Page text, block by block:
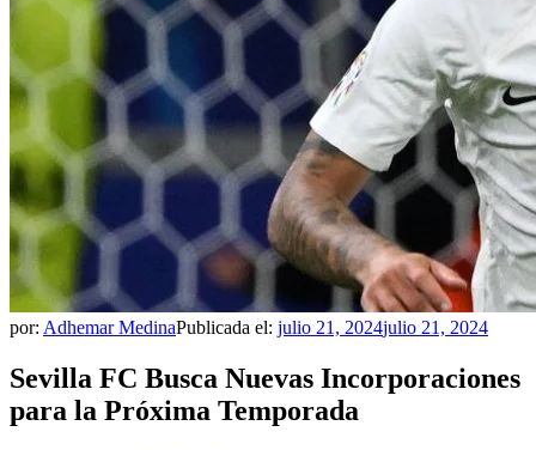
por: Adhemar MedinaPublicada el: julio 21, 2024julio 21, 2024
Sevilla FC Busca Nuevas Incorporaciones
para la Próxima Temporada